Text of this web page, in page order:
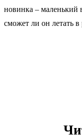
новинка – маленький
сможет ли он летать